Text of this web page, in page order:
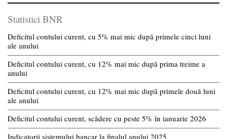
Statistici BNR
Deficitul contului curent, cu 5% mai mic după primele cinci luni
ale anului
Deficitul contului curent, cu 12% mai mic după prima treime a
anului
Deficitul contului curent, cu 12% mai mic după primele două luni
ale anului
Deficitul contului curent, scădere cu peste 5% în ianuarie 2026
Indicatorii sistemului bancar la finalul anului 2025